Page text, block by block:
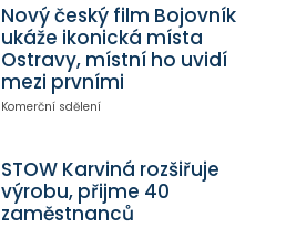
Nový český film Bojovník
ukáže ikonická místa
Ostravy, místní ho uvidí
mezi prvními
Komerční sdělení
STOW Karviná rozšiřuje
výrobu, přijme 40
zaměstnanců